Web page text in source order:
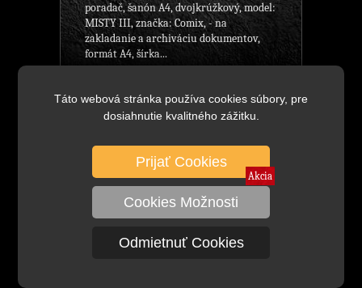
Táto webová stránka používa cookies súbory, pre
dosiahnutie kvalitného zážitku.
Prijať Cookies
Cookies Možnosti
Odmietnuť Cookies
poradač, šanón A4, dvojkrúžkový, model:
MISTY III, značka: Comix, - na
zakladanie a archiváciu dokumentov,
formát A4, šírka...
MF2D Poradač A4 2-krúžkový,
zlatý, Značka: Comix,poradač 2-
KANCELÁRSKE POTREBY
Akcia